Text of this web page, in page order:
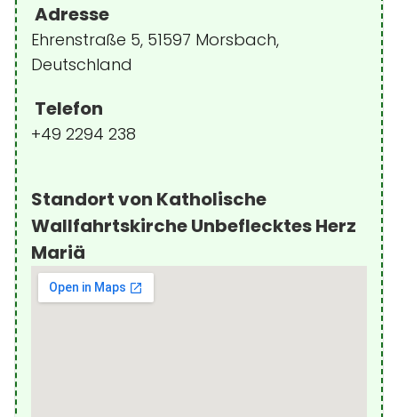
Adresse
Ehrenstraße 5, 51597 Morsbach,
Deutschland
Telefon
+49 2294 238
Standort von Katholische
Wallfahrtskirche Unbeflecktes Herz
Mariä